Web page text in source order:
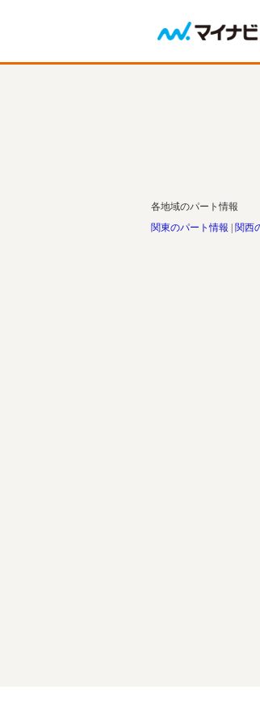
各地域のパート情報
関東のパート情報
関西